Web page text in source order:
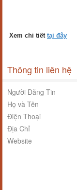
Xem chi tiết tại đây
Thông tin liên hệ
Người Đăng Tin
Họ và Tên
Điện Thoại
Địa Chỉ
Website